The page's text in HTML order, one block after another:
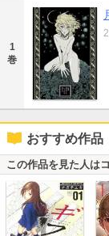
1
巻
おすすめ作品
この作品を見た人は